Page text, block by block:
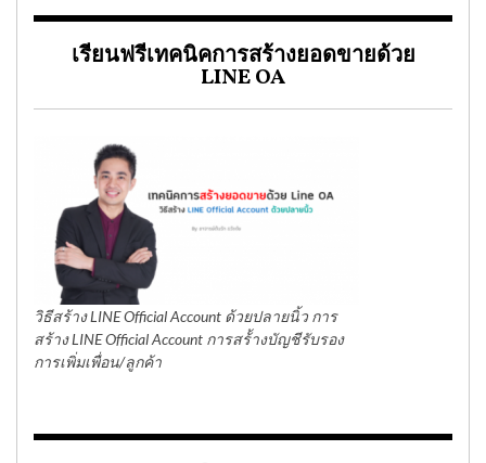
เรียนฟรีเทคนิคการสร้างยอดขายด้วย
LINE OA
วิธีสร้าง LINE Official Account ด้วยปลายนิ้ว การ
สร้าง LINE Official Account การสร้้างบัญชีรับรอง
การเพิ่มเพื่อน/ลูกค้า